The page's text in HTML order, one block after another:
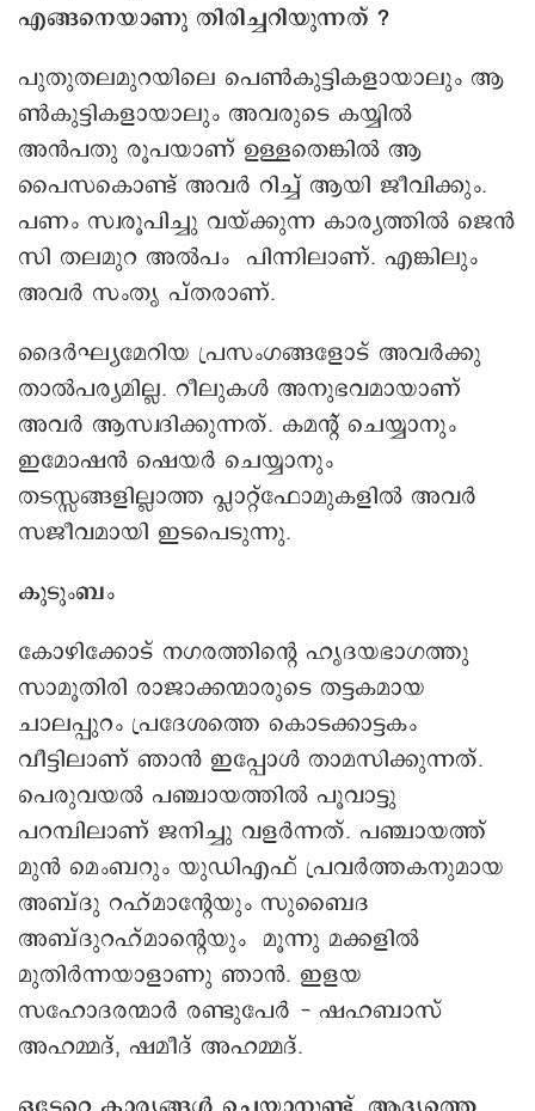
എങ്ങനെയാണു തിരിച്ചറിയുന്നത് ?
പുതുതലമുറയിലെ പെണ്‍കുട്ടികളായാലും ആ
ണ്‍കുട്ടികളായാലും അവരുടെ കയ്യില്‍
അന്‍പതു രൂപയാണ് ഉള്ളതെങ്കില്‍ ആ
പൈസകൊണ്ട് അവര്‍ റിച്ച് ആയി ജീവിക്കും.
പണം സ്വരൂപിച്ചു വയ്ക്കുന്ന കാര്യത്തില്‍ ജെന്‍
സി തലമുറ അൽപം പിന്നിലാണ്. എങ്കിലും
അവര്‍ സംതൃ പ്തരാണ്.
ദൈര്‍ഘ്യമേറിയ പ്രസംഗങ്ങളോട് അവര്‍ക്കു
താല്‍പര്യമില്ല. റീലുകള്‍ അനുഭവമായാണ്
അവര്‍ ആസ്വദിക്കുന്നത്. കമന്റ് ചെയ്യാനും
ഇമോഷന്‍ ഷെയര്‍ ചെയ്യാനും
തടസ്സങ്ങളില്ലാത്ത പ്ലാറ്റ്ഫോമുകളിൽ അവർ
സജീവമായി ഇടപെടുന്നു.
കുടുംബം
കോഴിക്കോട് നഗരത്തിന്റെ ഹൃദയഭാഗത്തു
സാമൂതിരി രാജാക്കന്മാരുടെ തട്ടകമായ
ചാലപ്പുറം പ്രദേശത്തെ കൊടക്കാട്ടകം
വീട്ടിലാണ് ഞാന്‍ ഇപ്പോള്‍ താമസിക്കുന്നത്.
പെരുവയല്‍ പഞ്ചായത്തിൽ പൂവാട്ടു
പറമ്പിലാണ് ജനിച്ചു വളര്‍ന്നത്. പഞ്ചായത്ത്
മുൻ മെംബറും യുഡിഎഫ് പ്രവര്‍ത്തകനുമായ
അബ്ദു റഹ്‌മാന്റേയും സുബൈദ
അബ്ദുറഹ്മാന്റെയും മൂന്നു മക്കളിൽ
മുതിര്‍ന്നയാളാണു ഞാന്‍. ഇളയ
സഹോദരന്മാര്‍ രണ്ടുപേര്‍ - ഷഹബാസ്
അഹമ്മദ്, ഷമീദ് അഹമ്മദ്.